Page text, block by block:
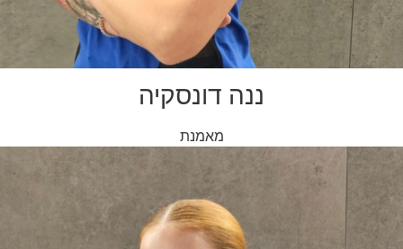
ננה דונסקיה
מאמנת